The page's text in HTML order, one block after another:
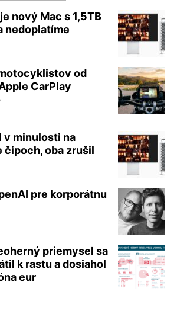
nový Mac s 1,5TB
nedoplatíme
od
CarPlay
v minulosti na
čipoch, oba zrušil
pre korporátnu
priemysel sa
k rastu a dosiahol
eur